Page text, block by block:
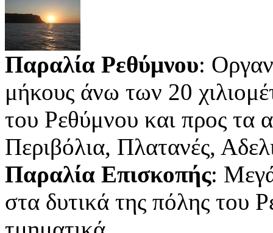
Παραλία Ρεθύμνου:
μήκους άνω των 20
του Ρεθύμνου και προς τα
Περιβόλια, Πλατανές,
Παραλία Επισκοπής:
στα δυτικά της πόλης του